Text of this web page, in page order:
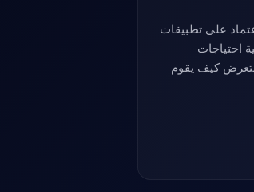
على تطبيقات
احتياجات
كيف يقوم